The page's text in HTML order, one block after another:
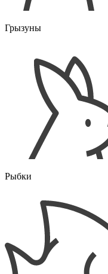
Грызуны
Рыбки